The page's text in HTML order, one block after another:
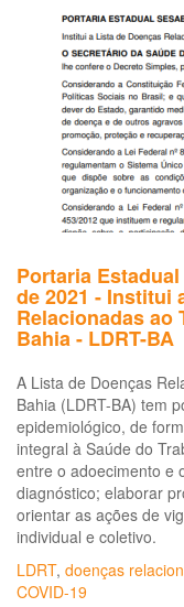
de
para
os
de
saúde
1999)
Portaria
de 2021 - Institui
Relacionadas ao
Bahia - LDRT-BA
A Lista de Doenças
Bahia (LDRT-BA) tem
epidemiológico, de
integral à Saúde do
entre o adoecimento e
diagnóstico; elaborar
orientar as ações de
individual e coletivo.
LDRT, doenças
COVID-19